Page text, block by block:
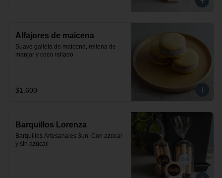
Alfajores de maicena
Suave galleta de maicena, rellena de
manjar y coco rallado
$1.600
Barquillos Lorenza
Barquillos Artesanales 3un. Con azúcar
y sin azúcar.